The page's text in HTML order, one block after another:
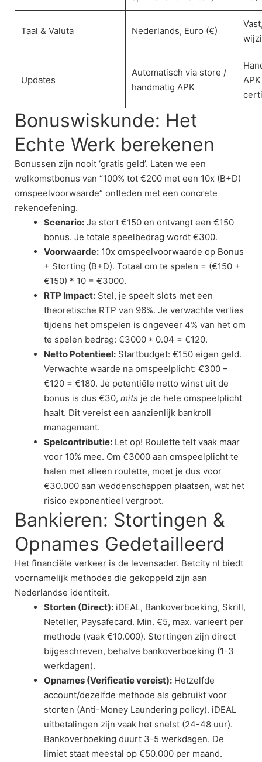
Taal & Valuta Nederlands, Euro (€)
Updates
Automatisch via store /
handmatig APK
Bonuswiskunde: Het
Echte Werk berekenen
Bonussen zijn nooit ‘gratis geld’. Laten we een
welkomstbonus van “100% tot €200 met een 10x (B+D)
omspeelvoorwaarde” ontleden met een concrete
rekenoefening.
Scenario: Je stort €150 en ontvangt een €150
bonus. Je totale speelbedrag wordt €300.
Voorwaarde: 10x omspeelvoorwaarde op Bonus
+ Storting (B+D). Totaal om te spelen = (€150 +
€150) * 10 = €3000.
RTP Impact: Stel, je speelt slots met een
theoretische RTP van 96%. Je verwachte verlies
tijdens het omspelen is ongeveer 4% van het om
te spelen bedrag: €3000 * 0.04 = €120.
Netto Potentieel: Startbudget: €150 eigen geld.
Verwachte waarde na omspeelplicht: €300 –
€120 = €180. Je potentiële netto winst uit de
bonus is dus €30, mits je de hele omspeelplicht
haalt. Dit vereist een aanzienlijk bankroll
management.
Spelcontributie: Let op! Roulette telt vaak maar
voor 10% mee. Om €3000 aan omspeelplicht te
halen met alleen roulette, moet je dus voor
€30.000 aan weddenschappen plaatsen, wat het
risico exponentieel vergroot.
Bankieren: Stortingen &
Opnames Gedetailleerd
Het financiële verkeer is de levensader. Betcity nl biedt
voornamelijk methodes die gekoppeld zijn aan
Nederlandse identiteit.
Storten (Direct): iDEAL, Bankoverboeking, Skrill,
Neteller, Paysafecard. Min. €5, max. varieert per
methode (vaak €10.000). Stortingen zijn direct
bijgeschreven, behalve bankoverboeking (1-3
werkdagen).
Opnames (Verificatie vereist): Hetzelfde
account/dezelfde methode als gebruikt voor
storten (Anti-Money Laundering policy). iDEAL
uitbetalingen zijn vaak het snelst (24-48 uur).
Bankoverboeking duurt 3-5 werkdagen. De
limiet staat meestal op €50.000 per maand.